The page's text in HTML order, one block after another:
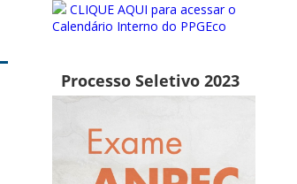
CLIQUE AQUI para acessar o
Calendário Interno do PPGEco
Processo Seletivo 2023